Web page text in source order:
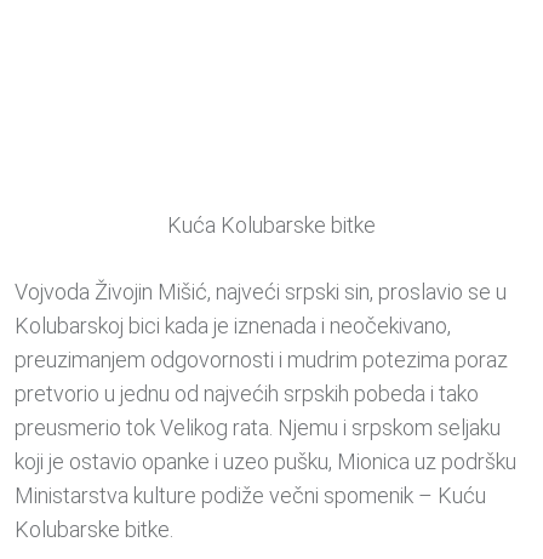
Kuća Kolubarske bitke
Vojvoda Živojin Mišić, najveći srpski sin, proslavio se u
Kolubarskoj bici kada je iznenada i neočekivano,
preuzimanjem odgovornosti i mudrim potezima poraz
pretvorio u jednu od najvećih srpskih pobeda i tako
preusmerio tok Velikog rata. Njemu i srpskom seljaku
koji je ostavio opanke i uzeo pušku, Mionica uz podršku
Ministarstva kulture podiže večni spomenik – Kuću
Kolubarske bitke.